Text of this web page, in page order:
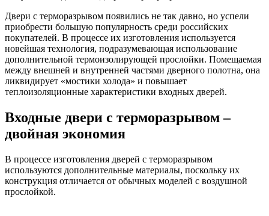
Двери с терморазрывом появились не так давно, но успели
приобрести большую популярность среди российских
покупателей. В процессе их изготовления используется
новейшая технология, подразумевающая использование
дополнительной термоизолирующей прослойки. Помещаемая
между внешней и внутренней частями дверного полотна, она
ликвидирует «мостики холода» и повышает
теплоизоляционные характеристики входных дверей.
Входные двери с терморазрывом –
двойная экономия
В процессе изготовления дверей с терморазрывом
используются дополнительные материалы, поскольку их
конструкция отличается от обычных моделей с воздушной
прослойкой.